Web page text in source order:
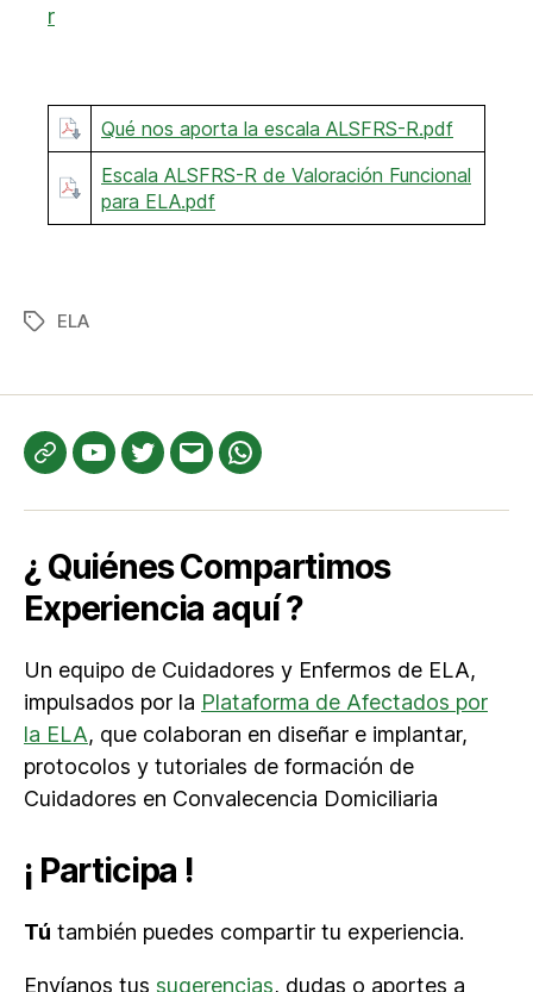
r
Qué nos aporta la escala ALSFRS-R.pdf
Escala ALSFRS-R de Valoración Funcional
para ELA.pdf
Etiquetas
ELA
Te
YouTubeTwitterCorreoWhatsApp
¿ Quiénes Compartimos
Experiencia aquí ?
Un equipo de Cuidadores y Enfermos de ELA,
impulsados por la Plataforma de Afectados por
la ELA, que colaboran en diseñar e implantar,
protocolos y tutoriales de formación de
Cuidadores en Convalecencia Domiciliaria
¡ Participa !
Tú también puedes compartir tu experiencia.
Envíanos tus sugerencias, dudas o aportes a